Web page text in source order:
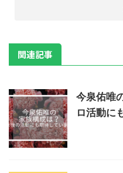
関連記事
今泉佑唯
ロ活動に